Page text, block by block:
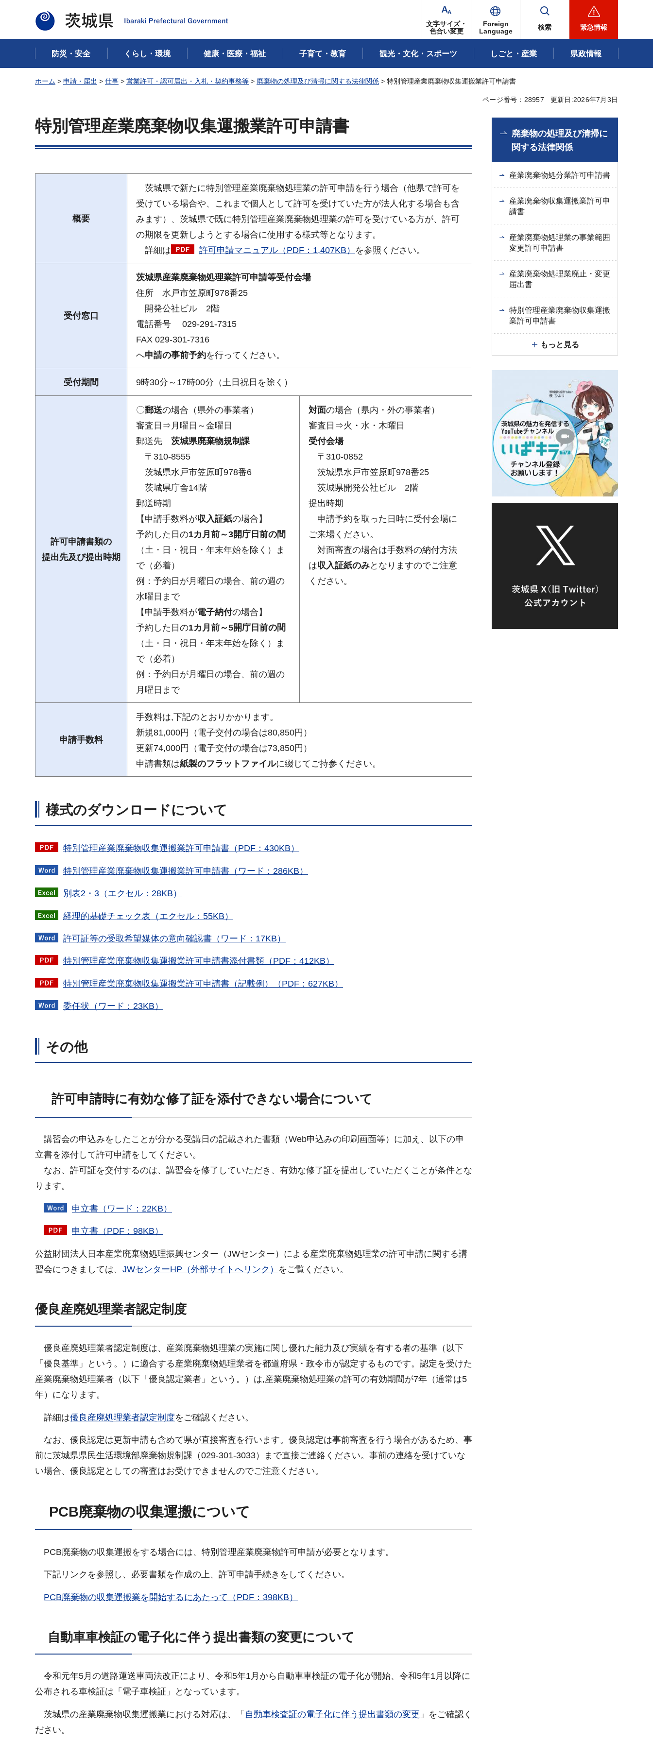
茨城県
文字サイズ・
色合い変更
Foreign
Language
検索 緊急情報
防災・安全 くらし・環境 健康・医療・福祉 子育て・教育 観光・文化・スポーツ しごと・産業 県政情報
ホーム > 申請・届出 > 仕事 > 営業許可・認可届出・入札・契約事務等 > 廃棄物の処理及び清掃に関する法律関係 > 特別管理産業廃棄物収集運搬業許可申請書
ページ番号：28957 更新日:2026年7月3日
特別管理産業廃棄物収集運搬業許可申請書
概要
茨城県で新たに特別管理産業廃棄物処理業の許可申請を行う場合（他県で許可を
受けている場合や、これまで個人として許可を受けていた方が法人化する場合も含
みます）、茨城県で既に特別管理産業廃棄物処理業の許可を受けている方が、許可
の期限を更新しようとする場合に使用する様式等となります。
詳細は
許可申請マニュアル（PDF：1,407KB） を参照ください。
受付窓口
茨城県産業廃棄物処理業許可申請等受付会場
住所 水戸市笠原町978番25
開発公社ビル 2階
電話番号 029-291-7315
FAX 029-301-7316
へ申請の事前予約を行ってください。
受付期間 9時30分～17時00分（土日祝日を除く）
許可申請書類の
提出先及び提出時期
〇郵送の場合（県外の事業者）
審査日⇒月曜日～金曜日
郵送先 茨城県廃棄物規制課
〒310-8555
茨城県水戸市笠原町978番6
茨城県庁舎14階
郵送時期
【申請手数料が収入証紙の場合】
予約した日の1カ月前～3開庁日前の間
（土・日・祝日・年末年始を除く）ま
で（必着）
例：予約日が月曜日の場合、前の週の
水曜日まで
【申請手数料が電子納付の場合】
予約した日の1カ月前～5開庁日前の間
（土・日・祝日・年末年始を除く）ま
で（必着）
例：予約日が月曜日の場合、前の週の
月曜日まで
対面の場合（県内・外の事業者）
審査日⇒火・水・木曜日
受付会場
〒310-0852
茨城県水戸市笠原町978番25
茨城県開発公社ビル 2階
提出時期
申請予約を取った日時に受付会場に
ご来場ください。
対面審査の場合は手数料の納付方法
は収入証紙のみとなりますのでご注意
ください。
申請手数料
手数料は,下記のとおりかかります。
新規81,000円（電子交付の場合は80,850円）
更新74,000円（電子交付の場合は73,850円）
申請書類は紙製のフラットファイルに綴じてご持参ください。
様式のダウンロードについて
特別管理産業廃棄物収集運搬業許可申請書（PDF：430KB）
特別管理産業廃棄物収集運搬業許可申請書（ワード：286KB）
別表2・3（エクセル：28KB）
経理的基礎チェック表（エクセル：55KB）
許可証等の受取希望媒体の意向確認書（ワード：17KB）
特別管理産業廃棄物収集運搬業許可申請書添付書類（PDF：412KB）
特別管理産業廃棄物収集運搬業許可申請書（記載例）（PDF：627KB）
委任状（ワード：23KB）
その他
許可申請時に有効な修了証を添付できない場合について
講習会の申込みをしたことが分かる受講日の記載された書類（Web申込みの印刷画面等）に加え、以下の申
立書を添付して許可申請をしてください。
なお、許可証を交付するのは、講習会を修了していただき、有効な修了証を提出していただくことが条件とな
ります。
申立書（ワード：22KB）
申立書（PDF：98KB）
公益財団法人日本産業廃棄物処理振興センター（JWセンター）による産業廃棄物処理業の許可申請に関する講
習会につきましては、 JWセンターHP（外部サイトへリンク） をご覧ください。
優良産廃処理業者認定制度
優良産廃処理業者認定制度は、産業廃棄物処理業の実施に関し優れた能力及び実績を有する者の基準（以下
「優良基準」という。）に適合する産業廃棄物処理業者を都道府県・政令市が認定するものです。認定を受けた
産業廃棄物処理業者（以下「優良認定業者」という。）は,産業廃棄物処理業の許可の有効期間が7年（通常は5
年）になります。
詳細は優良産廃処理業者認定制度をご確認ください。
なお、優良認定は更新申請も含めて県が直接審査を行います。優良認定は事前審査を行う場合があるため、事
前に茨城県県民生活環境部廃棄物規制課（029-301-3033）まで直接ご連絡ください。事前の連絡を受けていな
い場合、優良認定としての審査はお受けできませんのでご注意ください。
PCB廃棄物の収集運搬について
PCB廃棄物の収集運搬をする場合には、特別管理産業廃棄物許可申請が必要となります。
下記リンクを参照し、必要書類を作成の上、許可申請手続きをしてください。
PCB廃棄物の収集運搬業を開始するにあたって（PDF：398KB）
自動車車検証の電子化に伴う提出書類の変更について
令和元年5月の道路運送車両法改正により、令和5年1月から自動車車検証の電子化が開始、令和5年1月以降に
公布される車検証は「電子車検証」となっています。
茨城県の産業廃棄物収集運搬業における対応は、「 自動車検査証の電子化に伴う提出書類の変更 」をご確認く
ださい。
廃棄物の処理及び清掃に
関する法律関係
産業廃棄物処分業許可申請書
産業廃棄物収集運搬業許可申
請書
産業廃棄物処理業の事業範囲
変更許可申請書
産業廃棄物処理業廃止・変更
届出書
特別管理産業廃棄物収集運搬
業許可申請書
もっと見る